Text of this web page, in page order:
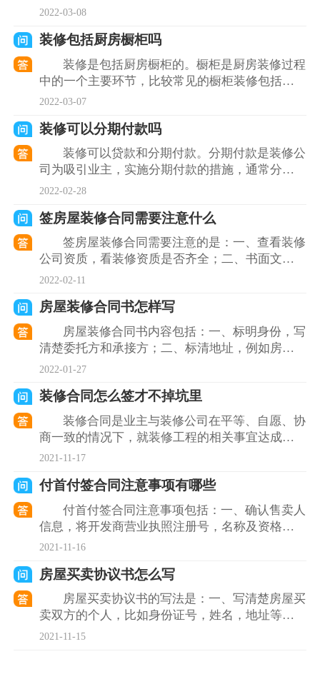
求，精装修的房子所耗费的时间肯定要比简单装
2022-03-08
装修包括厨房橱柜吗
装修是包括厨房橱柜的。橱柜是厨房装修过程
中的一个主要环节，比较常见的橱柜装修包括了
整体橱柜装修和砖夹橱柜装修两种。整体橱柜装
2022-03-07
装修可以分期付款吗
装修可以贷款和分期付款。分期付款是装修公
司为吸引业主，实施分期付款的措施，通常分期
付款的比例安排，是按照装饰行业的惯例，装修
2022-02-28
签房屋装修合同需要注意什么
签房屋装修合同需要注意的是：一、查看装修
公司资质，看装修资质是否齐全；二、书面文件
不全，在签订时要看一下相关的施工图纸等文件
2022-02-11
房屋装修合同书怎样写
房屋装修合同书内容包括：一、标明身份，写
清楚委托方和承接方；二、标清地址，例如房屋
的具体位置；三、委托方式，例如全包、半包；
2022-01-27
装修合同怎么签才不掉坑里
装修合同是业主与装修公司在平等、自愿、协
商一致的情况下，就装修工程的相关事宜达成一
致的协议。初次装修的业主要格外注意，避免掉
2021-11-17
付首付签合同注意事项有哪些
付首付签合同注意事项包括：一、确认售卖人
信息，将开发商营业执照注册号，名称及资格证
书号进行确认；二、查验开发商五证，在签合同
2021-11-16
房屋买卖协议书怎么写
房屋买卖协议书的写法是：一、写清楚房屋买
卖双方的个人，比如身份证号，姓名，地址等；
二、协议条款的内容必须写清楚甲乙双方的责
2021-11-15